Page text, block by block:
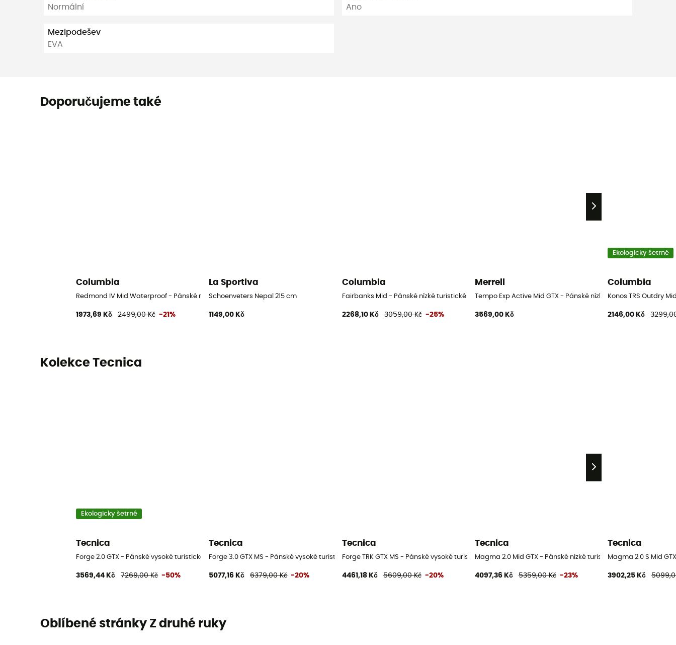
Normální
Mezipodešev
EVA
Ano
Doporučujeme také
Columbia
Redmond IV Mid Waterproof - Pánské nízké turistické boty
1973,69 Kč 2499,00 Kč -21%
La Sportiva
Schoenveters Nepal 215 cm
1149,00 Kč
Columbia
Fairbanks Mid - Pánské nízké turistické boty
2268,10 Kč 3059,00 Kč -25%
Merrell
Tempo Exp Active Mid GTX - Pánské nízké turistické boty
3569,00 Kč
Ekologicky šetrné
Columbia
Konos TRS Outdry
2146,00 Kč
Kolekce Tecnica
Ekologicky šetrné
Tecnica
Forge 2.0 GTX - Pánské vysoké turistické boty
3569,44 Kč 7269,00 Kč -50%
Tecnica
Forge 3.0 GTX MS - Pánské vysoké turistické boty
5077,16 Kč 6379,00 Kč -20%
Tecnica
Forge TRK GTX MS - Pánské vysoké turistické boty
4461,18 Kč 5609,00 Kč -20%
Tecnica
Magma 2.0 Mid GTX - Pánské nízké turistické boty
4097,36 Kč 5359,00 Kč -23%
Tecnica
Magma 2.0 S Mid
3902,25 Kč
Oblíbené stránky Z druhé ruky